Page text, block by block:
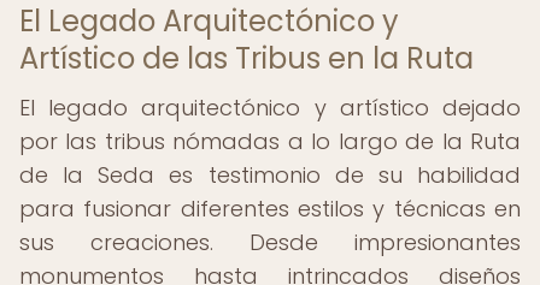
El Legado Arquitectónico y
Artístico de las Tribus en la Ruta
El legado arquitectónico y artístico dejado
por las tribus nómadas a lo largo de la Ruta
de la Seda es testimonio de su habilidad
para fusionar diferentes estilos y técnicas en
sus creaciones. Desde impresionantes
monumentos hasta intrincados diseños